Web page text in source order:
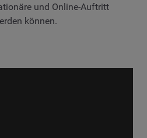
und Online-Auftritt
können.